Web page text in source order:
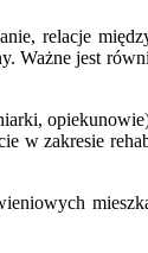
relacje
Ważne jest
w zakresie